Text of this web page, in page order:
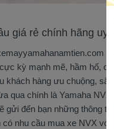
giá rẻ chính hãng uy
kỳ mạnh mẽ, hầm hố, cá
hàng ưu chuộng, săn
qua chính là Yamaha NVX.
gửi đến bạn những thông tin
nhu cầu mua xe NVX với